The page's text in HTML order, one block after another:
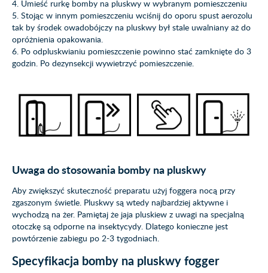
4. Umieść rurkę bomby na pluskwy w wybranym pomieszczeniu
5. Stojąc w innym pomieszczeniu wciśnij do oporu spust aerozolu
tak by środek owadobójczy na pluskwy był stale uwalniany aż do
opróżnienia opakowania.
6. Po odpluskwianiu pomieszczenie powinno stać zamknięte do 3
godzin. Po dezynsekcji wywietrzyć pomieszczenie.
Uwaga do stosowania bomby na pluskwy
Aby zwiększyć skuteczność preparatu użyj foggera nocą przy
zgaszonym świetle. Pluskwy są wtedy najbardziej aktywne i
wychodzą na żer. Pamiętaj że jaja pluskiew z uwagi na specjalną
otoczkę są odporne na insektycydy. Dlatego konieczne jest
powtórzenie zabiegu po 2-3 tygodniach.
Specyfikacja bomby na pluskwy fogger